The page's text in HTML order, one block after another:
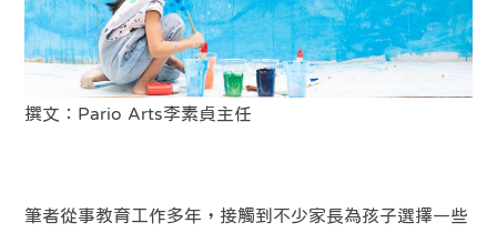
撰文：Pario Arts李素貞主任
筆者從事教育工作多年，接觸到不少家長為孩子選擇一些